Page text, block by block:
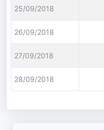
25/09/2018
26/09/2018
27/09/2018
28/09/2018